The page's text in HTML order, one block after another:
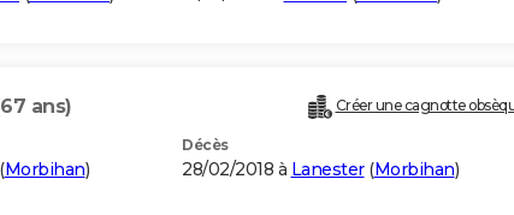
ans) Créer une cagnotte
Morbihan)
Décès
28/02/2018 à Lanester(Morbihan)